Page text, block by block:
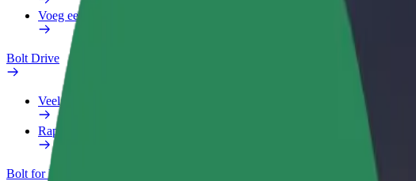
Voeg een restaurant of winkel toe
Bolt Drive
Veelgestelde Vragen
Rapporteer een voertuig
Bolt for Business